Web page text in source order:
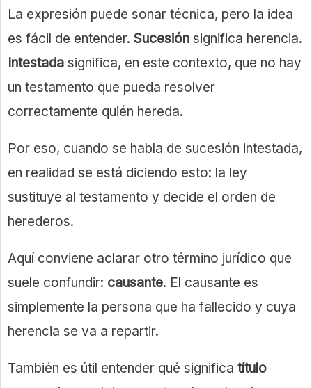
La expresión puede sonar técnica, pero la idea
es fácil de entender. Sucesión significa herencia.
Intestada significa, en este contexto, que no hay
un testamento que pueda resolver
correctamente quién hereda.
Por eso, cuando se habla de sucesión intestada,
en realidad se está diciendo esto: la ley
sustituye al testamento y decide el orden de
herederos.
Aquí conviene aclarar otro término jurídico que
suele confundir: causante. El causante es
simplemente la persona que ha fallecido y cuya
herencia se va a repartir.
También es útil entender qué significa título